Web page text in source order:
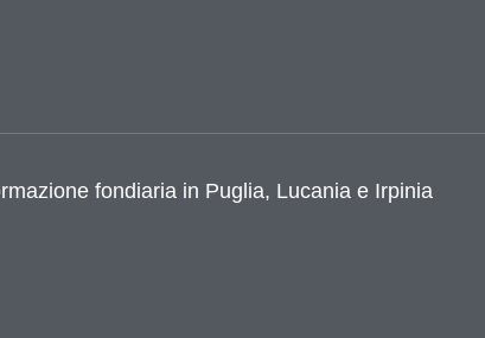
fondiaria in Puglia, Lucania e Irpinia